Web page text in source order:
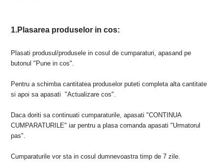
1.Plasarea produselor in cos:
Plasati produsul/produsele in cosul de cumparaturi, apasand pe
butonul "Pune in cos".
Pentru a schimba cantitatea produselor puteti completa alta cantitate
si apoi sa apasati "Actualizare cos".
Daca doriti sa continuati cumparaturile, apasati "CONTINUA
CUMPARATURILE" iar pentru a plasa comanda apasati "Urmatorul
pas".
Cumparaturile vor sta in cosul dumnevoastra timp de 7 zile.